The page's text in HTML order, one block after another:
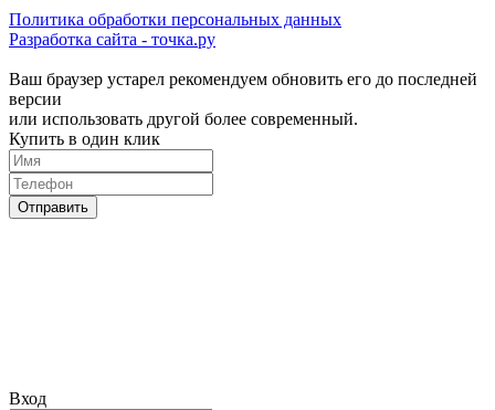
Политика обработки персональных данных
Разработка сайта - точка.ру
Ваш браузер устарел рекомендуем обновить его до последней
версии
или использовать другой более современный.
Купить в один клик
Отправить
Вход